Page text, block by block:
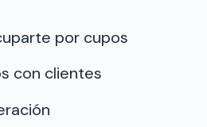
por cupos
con clientes